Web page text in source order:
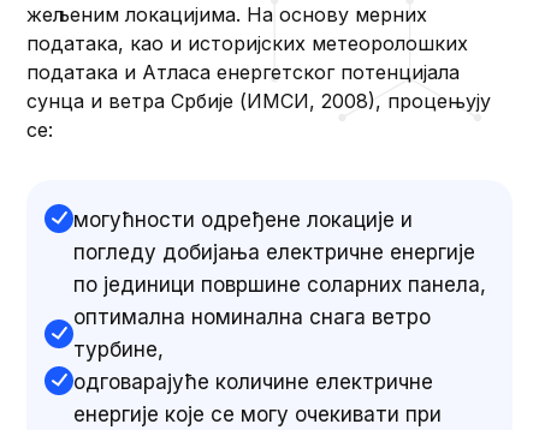
жељеним локацијима. На основу мерних
података, као и историјских метеоролошких
података и Атласа енергетског потенцијала
сунца и ветра Србије (ИМСИ, 2008), процењују
се:
могућности одређене локације и
погледу добијања електричне енергије
по јединици површине соларних панела,
оптимална номинална снага ветро
турбине,
одговарајуће количине електричне
енергије које се могу очекивати при